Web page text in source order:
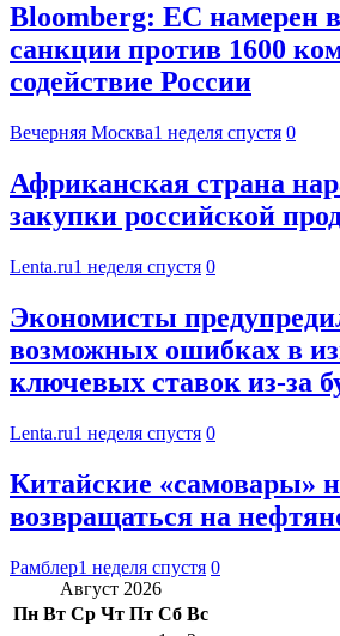
Bloomberg: ЕС намерен
санкции против 1600
содействие России
Вечерняя Москва1 неделя спустя 0
Африканская страна
закупки российской
Lenta.ru1 неделя спустя 0
Экономисты
возможных ошибках в
ключевых ставок из-за
Lenta.ru1 неделя спустя 0
Китайские «самовары»
возвращаться на
Рамблер1 неделя спустя 0
Август 2026
Пн Вт Ср Чт Пт Сб Вс